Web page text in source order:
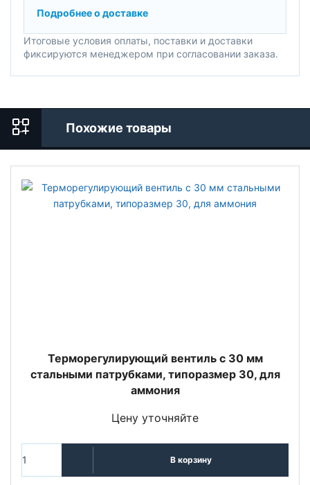
Подробнее о доставке
Итоговые условия оплаты, поставки и доставки
фиксируются менеджером при согласовании заказа.
Похожие товары
Терморегулирующий вентиль c 30 мм
стальными патрубками, типоразмер 30, для
аммония
Цену уточняйте
В корзину